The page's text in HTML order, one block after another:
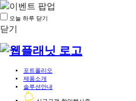
오늘 하루 닫기
닫기
포트폴리오
제품소개
솔루션안내